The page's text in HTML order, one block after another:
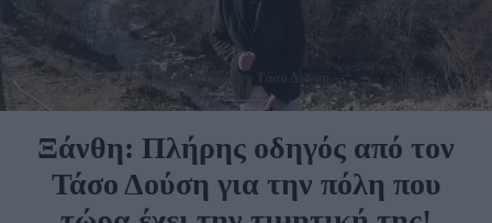
Εικόνες με τον Τάσο Δούση
Ξάνθη: Πλήρης οδηγός από τον
Τάσο Δούση για την πόλη που